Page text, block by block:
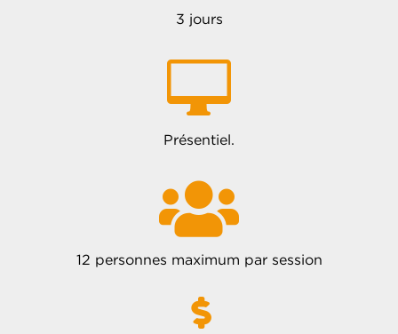
3 jours

Présentiel.

12 personnes maximum par session